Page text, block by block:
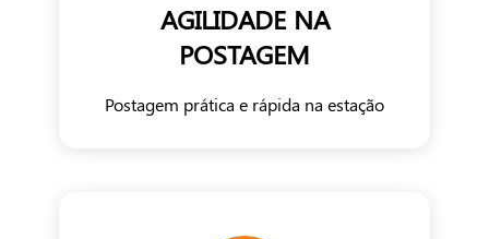
AGILIDADE NA
POSTAGEM
Postagem prática e rápida na estação